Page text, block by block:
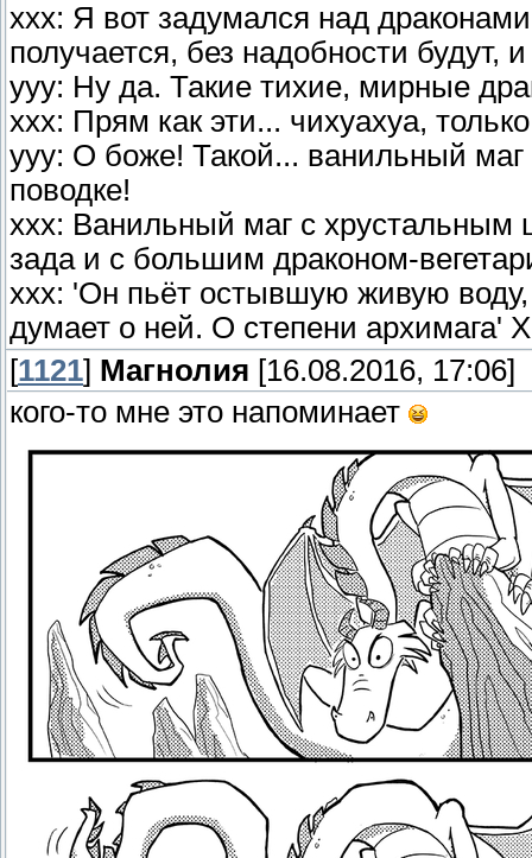
ххх: Я вот задумался над
получается, без надобности будут,
ууу: Ну да. Такие тихие, мирные
ххх: Прям как эти... чихуахуа,
ууу: О боже! Такой... ванильный
поводке!
ххх: Ванильный маг с хрустальным
зада и с большим драконом-
ххх: 'Он пьёт остывшую живую
думает о ней. О степени архимага'
[1121] Магнолия [16.08.2016, 17:06]
кого-то мне это напоминает